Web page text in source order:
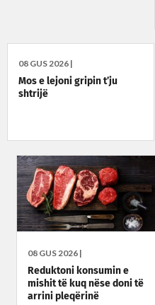
08 GUS 2026 |
Mos e lejoni gripin t’ju
shtrijë
08 GUS 2026 |
Reduktoni konsumin e
mishit të kuq nëse doni të
arrini pleqërinë